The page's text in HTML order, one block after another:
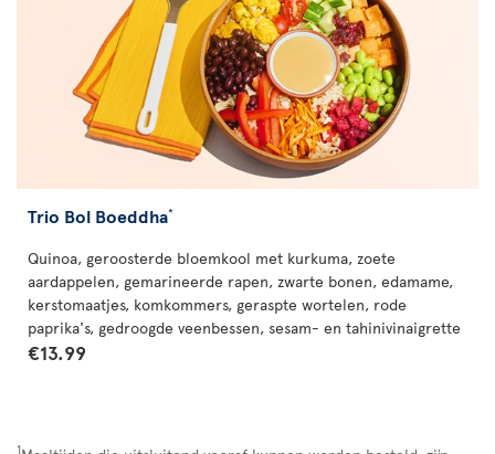
Trio Bol Boeddha*
Quinoa, geroosterde bloemkool met kurkuma, zoete
aardappelen, gemarineerde rapen, zwarte bonen, edamame,
kerstomaatjes, komkommers, geraspte wortelen, rode
paprika's, gedroogde veenbessen, sesam- en tahinivinaigrette
€13.99
1